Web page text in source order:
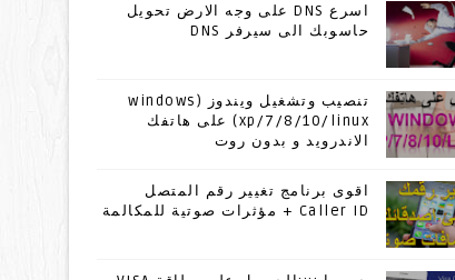
اسرع DNS على وجه الارض تحويل
حاسوبك الى سيرفر DNS
تنصيب وتشغيل ويندوز (windows
xp/7/8/10/linux) على هاتفك
الاندرويد و بدون روت
اقوى برنامج تغيير رقم المتصل
Caller ID + مؤثرات صوتية للمكالمة